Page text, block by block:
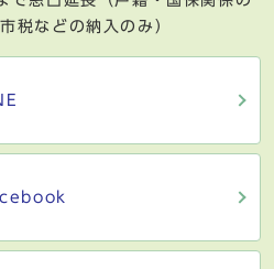
税などの納入のみ）